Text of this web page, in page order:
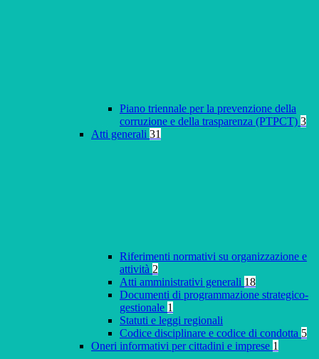
Piano triennale per la prevenzione della
corruzione e della trasparenza (PTPCT) 3
Atti generali 31
Riferimenti normativi su organizzazione e
attività 2
Atti amministrativi generali 18
Documenti di programmazione strategico-
gestionale 1
Statuti e leggi regionali
Codice disciplinare e codice di condotta 5
Oneri informativi per cittadini e imprese 1